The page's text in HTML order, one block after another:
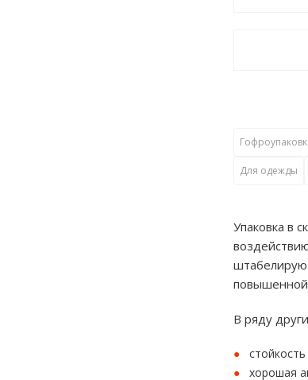
Для одежды
Упаковка в
повышенной
В ряду
хорошая